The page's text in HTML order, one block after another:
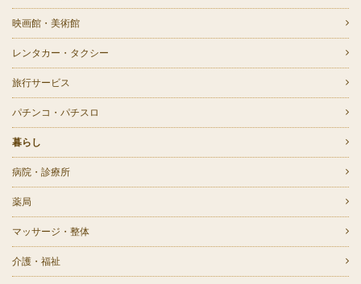
映画館・美術館
レンタカー・タクシー
旅行サービス
パチンコ・パチスロ
暮らし
病院・診療所
薬局
マッサージ・整体
介護・福祉